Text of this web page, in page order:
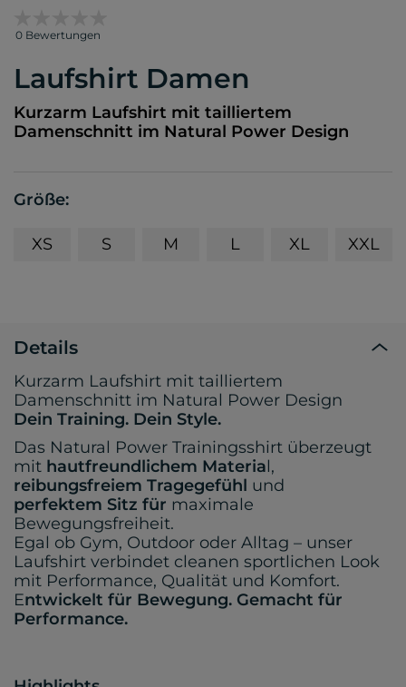
0 Bewertungen
Laufshirt Damen
Kurzarm Laufshirt mit tailliertem
Damenschnitt im Natural Power Design
Größe:
XS S M L XL XXL
Details
Kurzarm Laufshirt mit tailliertem
Damenschnitt im Natural Power Design
Dein Training. Dein Style.
Das Natural Power Trainingsshirt überzeugt
mit hautfreundlichem Material,
reibungsfreiem Tragegefühl und
perfektem Sitz für maximale
Bewegungsfreiheit.
Egal ob Gym, Outdoor oder Alltag – unser
Laufshirt verbindet cleanen sportlichen Look
mit Performance, Qualität und Komfort.
Entwickelt für Bewegung. Gemacht für
Performance.